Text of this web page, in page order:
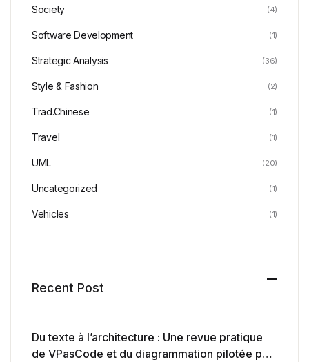
Society (4)
Software Development (1)
Strategic Analysis (36)
Style & Fashion (2)
Trad.Chinese (1)
Travel (1)
UML (20)
Uncategorized (1)
Vehicles (1)
Recent Post
Du texte à l’architecture : Une revue pratique
de VPasCode et du diagrammation pilotée par